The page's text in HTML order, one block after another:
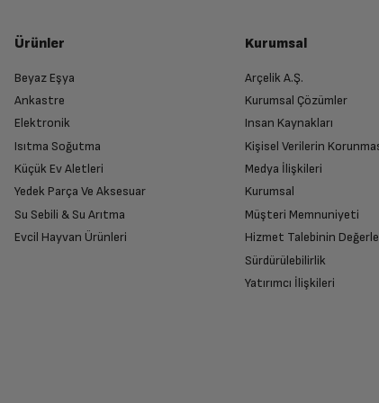
Ürünler
Beyaz Eşya
Ankastre
Elektronik
Isıtma Soğutma
Küçük Ev Aletleri
Yedek Parça Ve Aksesuar
Su Sebili & Su Arıtma
Evcil Hayvan Ürünleri
Kurumsal
Arçelik A.Ş.
Kurumsal Çözümler
Insan Kaynakları
Kişisel Verilerin
Medya İlişkileri
Kurumsal
Müşteri Memnuniyeti
Hizmet Talebinin
Sürdürülebilirlik
Yatırımcı İlişkileri